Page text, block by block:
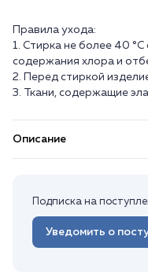
Правила ухода:
1. Стирка не более 40
содержания хлора и
2. Перед стиркой
3. Ткани, содержащие
Описание
Подписка на
Уведомить о